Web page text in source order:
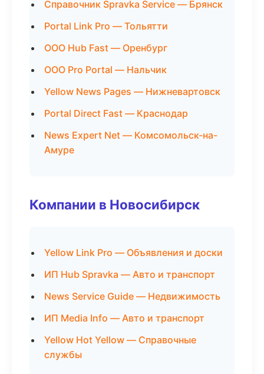
Справочник Spravka Service — Брянск
Portal Link Pro — Тольятти
ООО Hub Fast — Оренбург
ООО Pro Portal — Нальчик
Yellow News Pages — Нижневартовск
Portal Direct Fast — Краснодар
News Expert Net — Комсомольск-на-
Амуре
Компании в Новосибирск
Yellow Link Pro — Объявления и доски
ИП Hub Spravka — Авто и транспорт
News Service Guide — Недвижимость
ИП Media Info — Авто и транспорт
Yellow Hot Yellow — Справочные
службы